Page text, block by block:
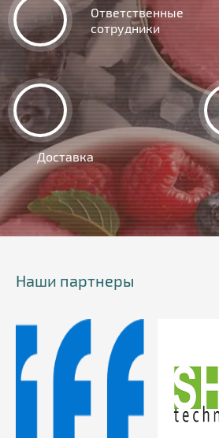
Ответственные
сотрудники
Доставка
Наши партнеры